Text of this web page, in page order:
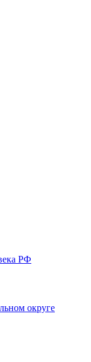
РФ
округе